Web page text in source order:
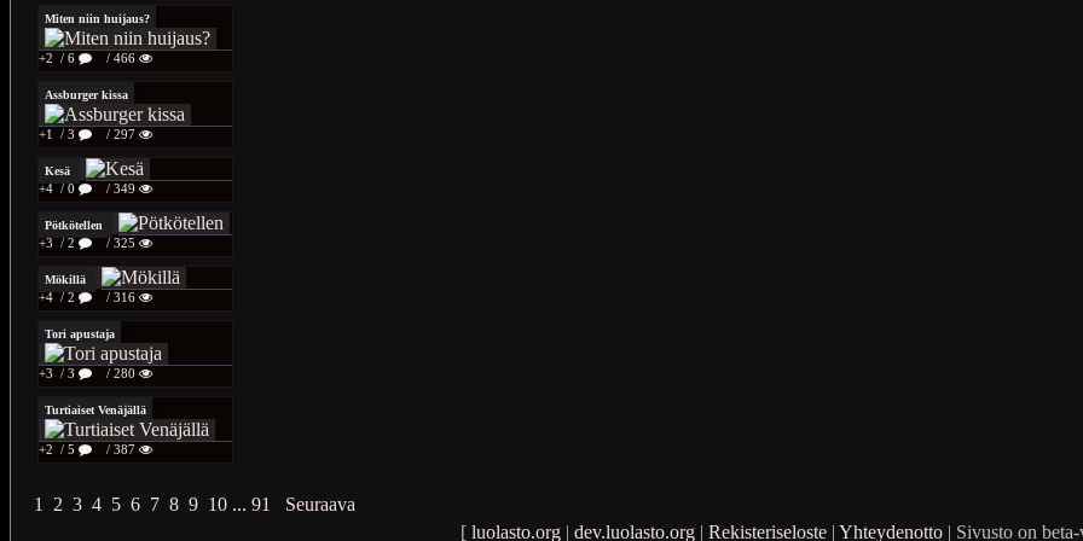
Miten niin huijaus?
+2 / 6 / 466
Assburger kissa
+1 / 3 / 297
Kesä
+4 / 0 / 349
Pötkötellen
+3 / 2 / 325
Mökillä
+4 / 2 / 316
Tori apustaja
+3 / 3 / 280
Turtiaiset Venäjällä
+2 / 5 / 387
1 2 3 4 5 6 7 8 9 10 ... 91
Seuraava
[ luolasto.org| dev.luolasto.org| Rekisteriseloste| Yhteydenotto| Sivusto on beta-